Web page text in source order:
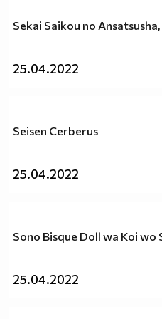
независимо дали хората
Любовта е Любов!
Заповядаите тук :http://
Sekai Saikou no
25.04.2022
Seisen Cerberus
25.04.2022
Sono Bisque Doll wa Koi wo
25.04.2022